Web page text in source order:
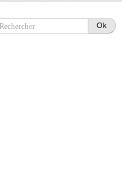
Ok